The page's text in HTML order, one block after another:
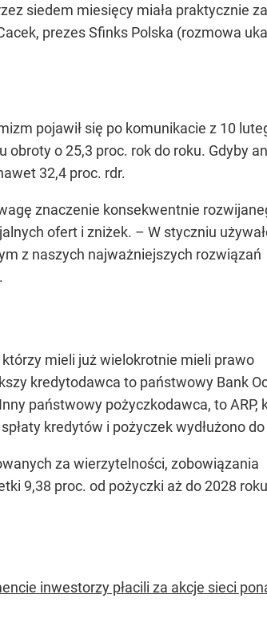
siedem miesięcy miała praktycznie
prezes Sfinks Polska (rozmowa
pojawił się po komunikacie z 10
obroty o 25,3 proc. rok do roku. Gdyby
32,4 proc. rdr.
znaczenie konsekwentnie
ofert i zniżek. – W styczniu
z naszych najważniejszych rozwiązań
mieli już wielokrotnie mieli prawo
kredytodawca to państwowy Bank
państwowy pożyczkodawca, to ARP,
kredytów i pożyczek wydłużono
za wierzytelności, zobowiązania
9,38 proc. od pożyczki aż do 2028
inwestorzy płacili za akcje sieci